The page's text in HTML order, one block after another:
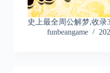
史上最全周公解梦,收
funbeangame